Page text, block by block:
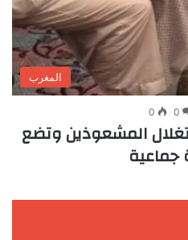
المغرب
0
0
المشعوذين وتضع
جماعية